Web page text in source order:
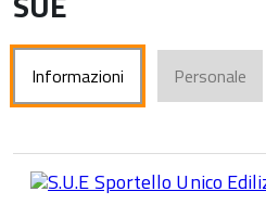
Informazioni Personale